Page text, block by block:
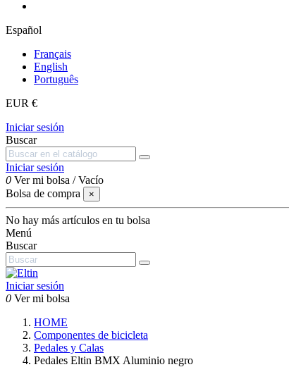
Español
Français
English
Português
EUR €
Iniciar sesión
Buscar
Iniciar sesión
0 Ver mi bolsa /Vacío
Bolsa de compra
×
No hay más artículos en tu bolsa
Menú
Buscar
Iniciar sesión
0 Ver mi bolsa
HOME
Componentes de bicicleta
Pedales y Calas
Pedales Eltin BMX Aluminio negro